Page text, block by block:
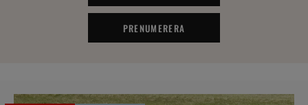
PRENUMERERA